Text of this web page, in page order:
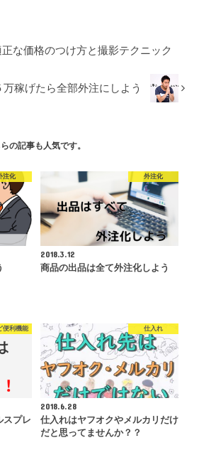
正な価格のつけ方と撮影テクニック
万稼げたら全部外注にしよう
の記事も人気です。
注化 外注化
2018.3.12
商品の出品は全て外注化しよう
便利機能
スプレ
仕入れ
2018.6.28
仕入れはヤフオクやメルカリだけ
だと思ってませんか？？